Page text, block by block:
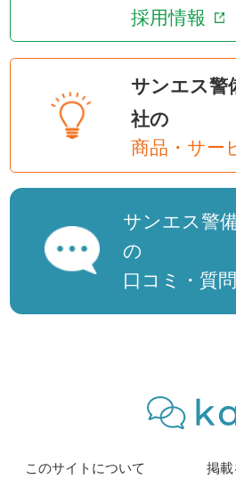
採用情報
サンエス警
社の
商品・サー
サンエス警
の
口コミ・質
このサイトについて 掲